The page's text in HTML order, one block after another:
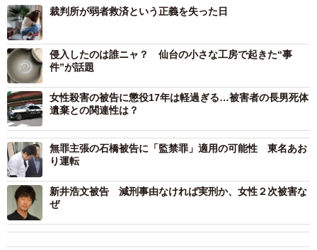
った。その背後にある犯罪を摘発するなどの目的がある場
合は、同居している者を(とりあえず)共犯で逮捕することは
捜査手法の一つとしてある。だが、同居しているというだ
けで起訴して罰金を取るということはまず考えられない。
そこから私はこの裁判に興味を持ち、注視してきた。
裁判所が弱者救済という正義を失った日
侵入したのは誰ニャ？ 仙台の小さな工房で起きた“事
件”が話題
女性殺害の被告に懲役17年は軽過ぎる…被害者の長男死体
遺棄との関連性は？
無罪主張の石橋被告に「監禁罪」適用の可能性 東名あお
り運転
新井浩文被告 減刑事由なければ実刑か、女性２次被害な
ぜ